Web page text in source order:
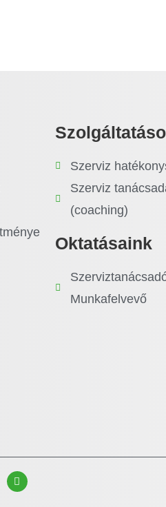
Szerviz
Szerviz
(coaching)
Oktatásaink
Munkafelvevő